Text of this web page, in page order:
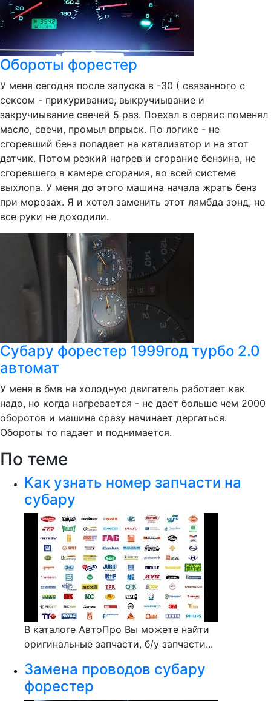
Обороты форестер
У меня сегодня после запуска в -30 ( связанного с
сексом - прикуривание, выкручиывание и
закручиывание свечей 5 раз. Поехал в сервис поменял
масло, свечи, промыл впрыск. По логике - не
сгоревший бенз попадает на катализатор и на этот
датчик. Потом резкий нагрев и сгорание бензина, не
сгоревшего в камере сгорания, во всей системе
выхлопа. У меня до этого машина начала жрать бенз
при морозах. Я и хотел заменить этот лямбда зонд, но
все руки не доходили.
Субару форестер 1999год турбо 2.0
автомат
У меня в бмв на холодную двигатель работает как
надо, но когда нагревается - не дает больше чем 2000
оборотов и машина сразу начинает дергаться.
Обороты то падает и поднимается.
По теме
Как узнать номер запчасти на
субару
В каталоге АвтоПро Вы можете найти
оригинальные запчасти, б/у запчасти...
Замена проводов субару
форестер